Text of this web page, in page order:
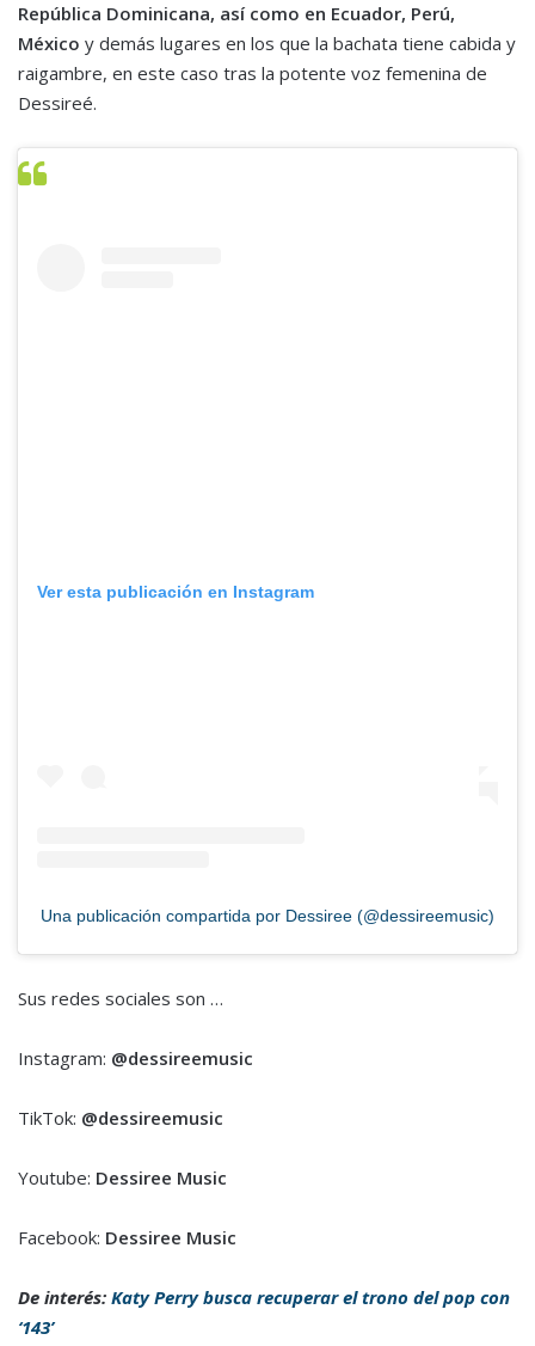
República Dominicana, así como en Ecuador, Perú,
México y demás lugares en los que la bachata tiene cabida y
raigambre, en este caso tras la potente voz femenina de
Dessireé.
Ver esta publicación en Instagram
Una publicación compartida por Dessiree (@dessireemusic)
Sus redes sociales son …
Instagram: @dessireemusic
TikTok: @dessireemusic
Youtube: Dessiree Music
Facebook: Dessiree Music
De interés: Katy Perry busca recuperar el trono del pop con
‘143’